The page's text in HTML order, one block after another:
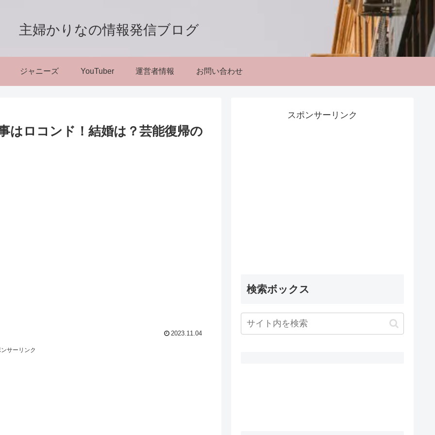
主婦かりなの情報発信ブログ
ジャニーズ YouTuber 運営者情報 お問い合わせ
はロコンド！結婚は？芸能復帰の
2023.11.04
サーリンク
スポンサーリンク
検索ボックス